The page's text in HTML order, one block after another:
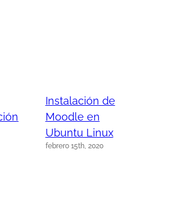
Instalación de
Moodle en
Ubuntu Linux
febrero 15th, 2020